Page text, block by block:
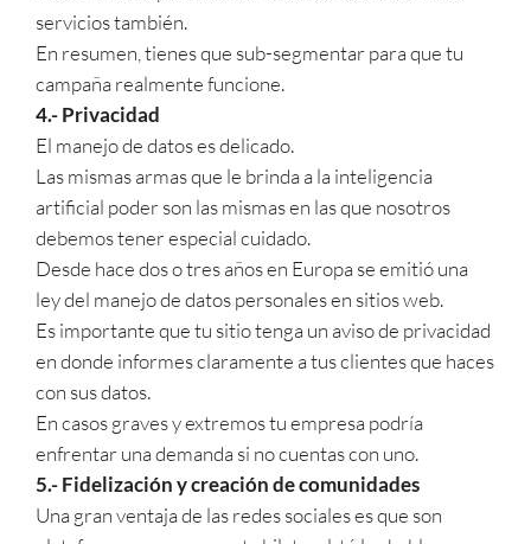
servicios también.
En resumen, tienes que sub-segmentar para que tu
campaña realmente funcione.
4.- Privacidad
El manejo de datos es delicado.
Las mismas armas que le brinda a la inteligencia
artificial poder son las mismas en las que nosotros
debemos tener especial cuidado.
Desde hace dos o tres años en Europa se emitió una
ley del manejo de datos personales en sitios web.
Es importante que tu sitio tenga un aviso de privacidad
en donde informes claramente a tus clientes que haces
con sus datos.
En casos graves y extremos tu empresa podría
enfrentar una demanda si no cuentas con uno.
5.- Fidelización y creación de comunidades
Una gran ventaja de las redes sociales es que son